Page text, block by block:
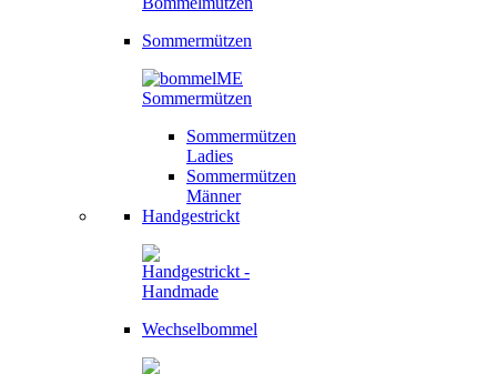
Sommermützen
Sommermützen
Ladies
Sommermützen
Männer
Handgestrickt
Wechselbommel